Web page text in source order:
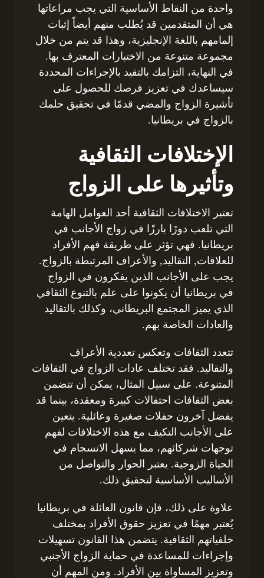
واحدة من النقاط الأساسية التي يجب مراعاتها
هي أن المتقدمين قد يُطلب منهم أيضاً إثبات
إلمامهم باللغة الإنجليزية، وهذا قد يتم من خلال
مجموعة متنوعة من الاختبارات المعترف بها.
في النهاية، التزامك بالتقيد بالإجراءات المحددة
سيساعدك في تعزيز فرصك للحصول على
تأشيرة الزواج والمضي قدمًا في تحقيق حلمك
بالزواج في بريطانيا.
الإختلافات الثقافية
وتأثيرها على الزواج
تعتبر الاختلافات الثقافية أحد العوامل الهامة
التي تلعب دورًا بارزًا في زواج الأجانب في
بريطانيا. فهي تؤثر على طريقة فهم الأفراد
للعلاقات, التقاليد, والأعراف المرتبطة بالزواج.
يجب على الأجانب الذين يفكرون في الزواج
في بريطانيا أن يكونوا على علم بالتنوع الثقافي
الذي يميز المجتمع البريطاني، وكذلك بالتقاليد
والعادات الخاصة بهم.
تتعدد الثقافات وتعكس تعددية الأعراف
والتقاليد. فقد تختلف عادات الزواج في الثقافات
المتنوعة. على سبيل المثال، يمكن أن تتضمن
بعض الثقافات احتفالات كبيرة ومعقدة، بينما قد
يفضل آخرون حفلات صغيرة وعائلية. يتعين
على الأجانب التكيف مع هذه الاختلافات لفهم
توجهات شركائهم، مما يسهل الانسجام في
الحياة الزوجية. يعتبر الحوار والتواصل من
الأساليب الأساسية لتحقيق ذلك.
علاوة على ذلك، فإن قانون العائلة في بريطانيا
يُعتبر مهمًا في تعزيز حقوق الأفراد بمختلف
خلفياتهم الثقافية. يتضمن هذا القانون تسهيلات
وإجراءات للمساعدة في حماية الزواج الأجنبي
وتعزيز المساواة بين الأفراد. ومن المهم أن